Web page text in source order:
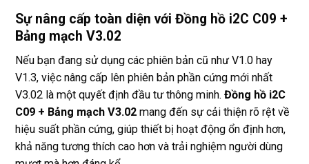
Sự nâng cấp toàn diện với Đồng hồ i2C C09 +
Bảng mạch V3.02
Nếu bạn đang sử dụng các phiên bản cũ như V1.0 hay
V1.3, việc nâng cấp lên phiên bản phần cứng mới nhất
V3.02 là một quyết định đầu tư thông minh. Đồng hồ i2C
C09 + Bảng mạch V3.02 mang đến sự cải thiện rõ rệt về
hiệu suất phần cứng, giúp thiết bị hoạt động ổn định hơn,
khả năng tương thích cao hơn và trải nghiệm người dùng